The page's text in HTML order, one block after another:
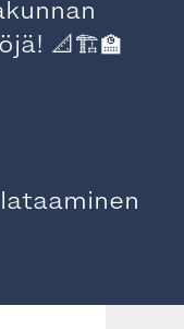
📐🏗️🏫